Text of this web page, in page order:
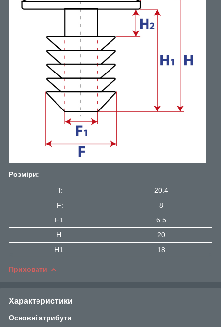
Розміри:
T:
20.4
F:
8
F1:
6.5
H:
20
H1:
18
Приховати
Характеристики
Основні атрибути